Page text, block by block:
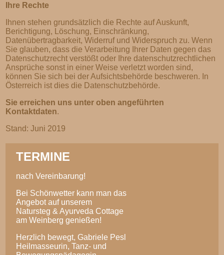
Ihre Rechte
Ihnen stehen grundsätzlich die Rechte auf Auskunft,
Berichtigung, Löschung, Einschränkung,
Datenübertragbarkeit, Widerruf und Widerspruch zu. Wenn
Sie glauben, dass die Verarbeitung Ihrer Daten gegen das
Datenschutzrecht verstößt oder Ihre datenschutzrechtlichen
Ansprüche sonst in einer Weise verletzt worden sind,
können Sie sich bei der Aufsichtsbehörde beschweren. In
Österreich ist dies die Datenschutzbehörde.
Sie erreichen uns unter oben angeführten
Kontaktdaten.
Stand: Juni 2019
TERMINE
nach Vereinbarung!
Bei Schönwetter kann man das
Angebot auf unserem
Natursteg & Ayurveda Cottage
am Weinberg genießen!
Herzlich bewegt, Gabriele Pesl
Heilmasseurin, Tanz- und